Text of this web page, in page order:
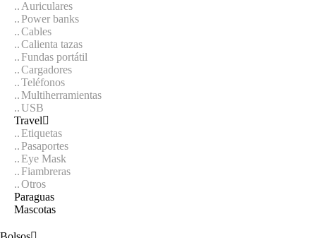
Auriculares
Power banks
Cables
Calienta tazas
Fundas portátil
Cargadores
Teléfonos
Multiherramientas
USB
Travel
Etiquetas
Pasaportes
Eye Mask
Fiambreras
Otros
Paraguas
Mascotas